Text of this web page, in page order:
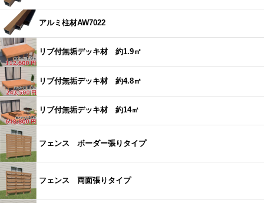
アルミ柱材AW7022
リブ付無垢デッキ材 約1.9㎡
リブ付無垢デッキ材 約4.8㎡
リブ付無垢デッキ材 約14㎡
フェンス ボーダー張りタイプ
フェンス 両面張りタイプ